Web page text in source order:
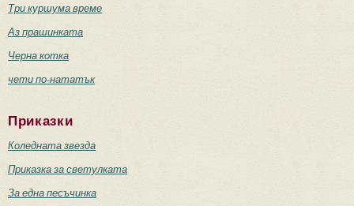
Три куршума време
Аз прашинката
Черна котка
чети по-нататък
Приказки
Коледната звезда
Приказка за светулката
За една песъчинка